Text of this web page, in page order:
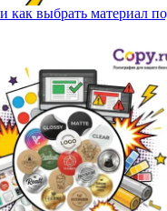
как выбрать материал